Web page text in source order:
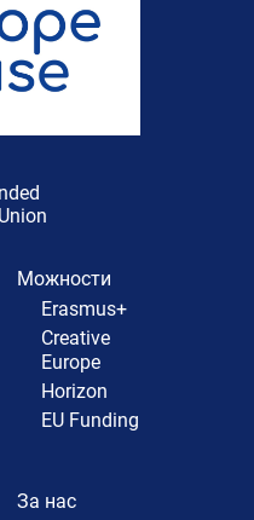
Можности
Erasmus+
Creative
Europe
Horizon
EU Funding
За нас